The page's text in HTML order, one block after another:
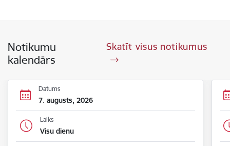
Notikumu
kalendārs
Skatīt visus notikumus
Datums
7. augusts, 2026
Laiks
Visu dienu